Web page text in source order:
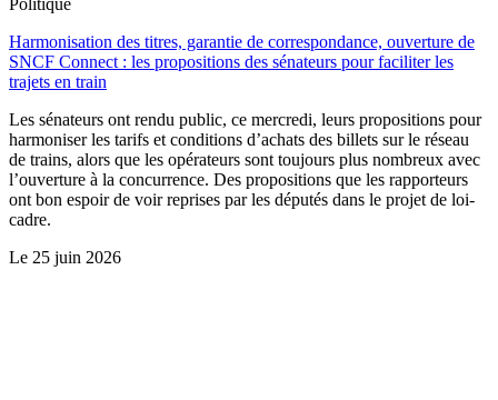
Harmonisation des titres, garantie de correspondance, ouverture de
SNCF Connect : les propositions des sénateurs pour faciliter les
trajets en train
Les sénateurs ont rendu public, ce mercredi, leurs propositions pour
harmoniser les tarifs et conditions d’achats des billets sur le réseau
de trains, alors que les opérateurs sont toujours plus nombreux avec
l’ouverture à la concurrence. Des propositions que les rapporteurs
ont bon espoir de voir reprises par les députés dans le projet de loi-
cadre.
Le 25 juin 2026